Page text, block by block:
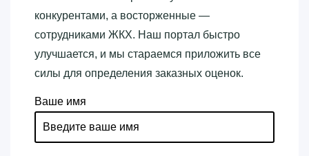
конкурентами, а восторженные —
сотрудниками ЖКХ. Наш портал быстро
улучшается, и мы стараемся приложить все
силы для определения заказных оценок.
Ваше имя